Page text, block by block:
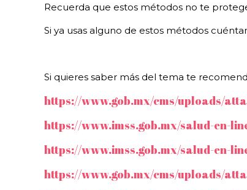
Recuerda que estos métodos no te
Si ya usas alguno de estos métodos
Si quieres saber más del tema te
https://www.gob.mx/cms/uploads/
https://www.imss.gob.mx/salud-en-
https://www.imss.gob.mx/salud-en-
https://www.gob.mx/cms/uploads/